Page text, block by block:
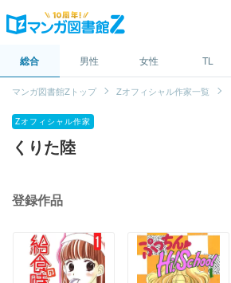
総合 男性 女性 TL
マンガ図書館Zトップ Zオフィシャル作家一覧
Zオフィシャル作家
くりた陸
登録作品